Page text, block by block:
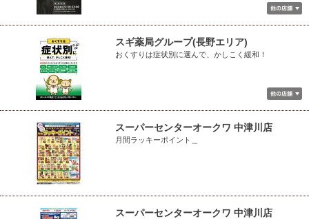
スギ薬局グループ(長野エリア)
おくすりは症状別に選んで、かしこく緩和！
スーパーセンターオークワ 中津川店
月間ラッキーポイント＿
スーパーセンターオークワ 中津川店